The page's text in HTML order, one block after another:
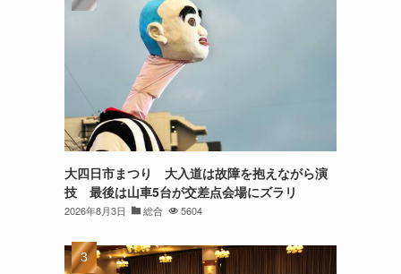
大四日市まつり 大入道は故障を抱えながら演
技 最後は山車5台が交差点会場にズラリ
2026年8月3日 総合 5604